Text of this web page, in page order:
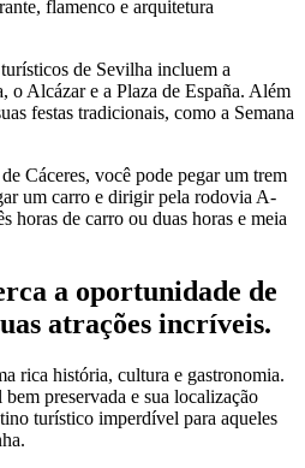
flamenco e arquitetura
de Sevilha incluem a
o Alcázar e a Plaza de España. Além
festas tradicionais, como a Semana
Cáceres, você pode pegar um trem
um carro e dirigir pela rodovia A-
horas de carro ou duas horas e meia
a oportunidade de
atrações incríveis.
rica história, cultura e gastronomia.
preservada e sua localização
turístico imperdível para aqueles